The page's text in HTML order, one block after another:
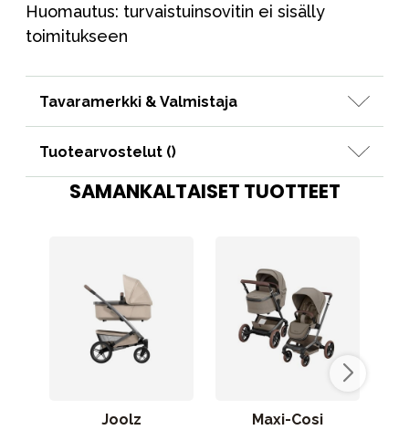
Huomautus: turvaistuinsovitin ei sisälly
toimitukseen
Tavaramerkki & Valmistaja
Tuotearvostelut ()
SAMANKALTAISET TUOTTEET
Joolz
Maxi-Cosi